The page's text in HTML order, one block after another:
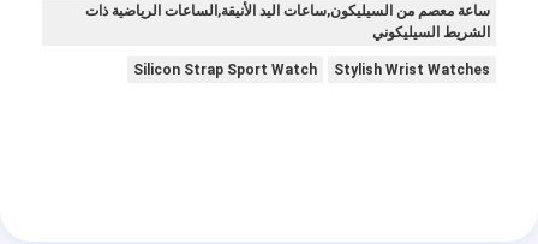
ساعة معصم من السيليكون,ساعات اليد الأنيقة,الساعات الرياضية ذات
الشريط السيليكوني
Stylish Wrist Watches
Silicon Strap Sport Watch